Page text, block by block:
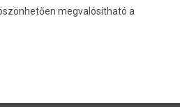
megvalósítható a